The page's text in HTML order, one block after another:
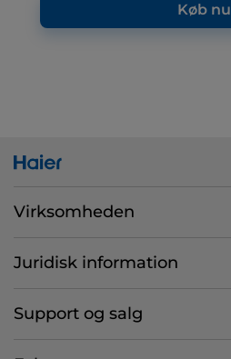
Køb nu
Virksomheden
Juridisk information
Support og salg